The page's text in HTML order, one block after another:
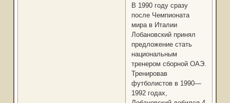
В 1990 году сразу
после Чемпионата
мира в Италии
Лобановский принял
предложение стать
национальным
тренером сборной ОАЭ.
Тренировав
футболистов в 1990—
1992 годах,